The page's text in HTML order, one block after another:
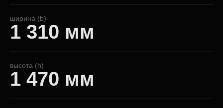
1 310 мм
ширина (b)
1 470 мм
высота (h)